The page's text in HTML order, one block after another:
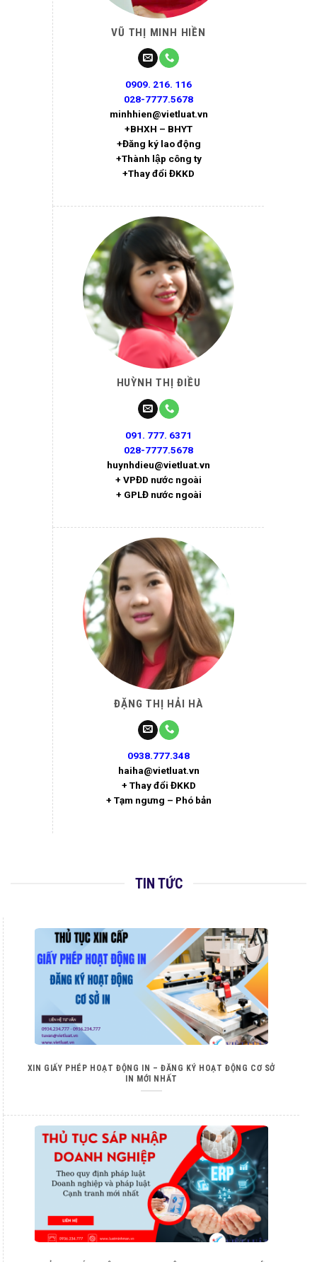
VŨ THỊ MINH HIỀN
0909. 216. 116
028-7777.5678
minhhien@vietluat.vn
+BHXH – BHYT
+Đăng ký lao động
+Thành lập công ty
+Thay đổi ĐKKD
HUỲNH THỊ ĐIỀU
091. 777. 6371
028-7777.5678
huynhdieu@vietluat.vn
+ VPĐD nước ngoài
+ GPLĐ nước ngoài
ĐẶNG THỊ HẢI HÀ
0938.777.348
haiha@vietluat.vn
+ Thay đổi ĐKKD
+ Tạm ngưng – Phó bản
TIN TỨC
XIN GIẤY PHÉP HOẠT ĐỘNG IN – ĐĂNG KÝ HOẠT ĐỘNG CƠ SỞ
IN MỚI NHẤT